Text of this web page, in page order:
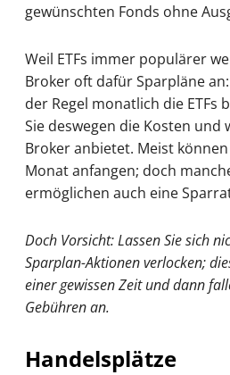
gewünschten Fonds ohne
Weil ETFs immer populärer
Broker oft dafür Sparpläne
der Regel monatlich die ETFs
Sie deswegen die Kosten und
Broker anbietet. Meist
Monat anfangen; doch
ermöglichen auch eine
Doch Vorsicht: Lassen Sie sich
Sparplan-Aktionen verlocken;
einer gewissen Zeit und dann
Gebühren an.
Handelsplätze